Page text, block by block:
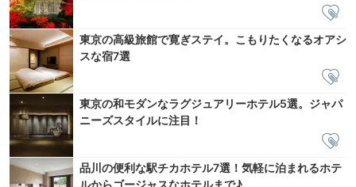
東京の高級旅館で寛ぎステイ。こもりたくなるオアシ
スな宿7選
東京の和モダンなラグジュアリーホテル5選。ジャパ
ニーズスタイルに注目！
品川の便利な駅チカホテル7選！気軽に泊まれるホテ